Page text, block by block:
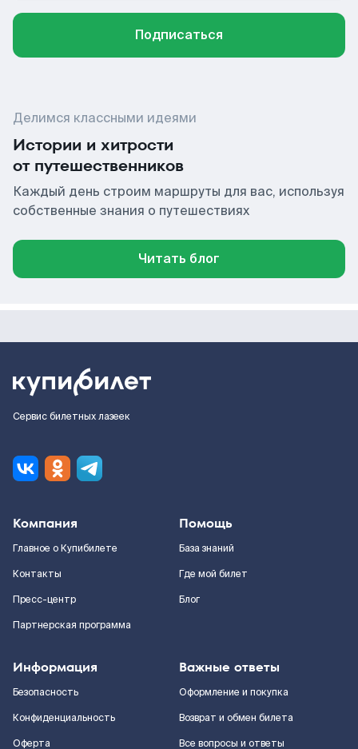
Подписаться
Делимся классными идеями
Истории и хитрости
от путешественников
Каждый день строим маршруты для вас, используя
собственные знания о путешествиях
Читать блог
Сервис билетных лазеек
Компания
Главное о Купибилете
Контакты
Пресс-центр
Партнерская программа
Помощь
База знаний
Где мой билет
Блог
Информация
Безопасность
Конфиденциальность
Оферта
Важные ответы
Оформление и покупка
Возврат и обмен билета
Все вопросы и ответы